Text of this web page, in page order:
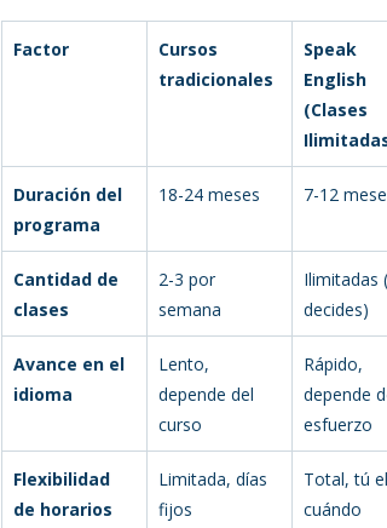
Factor
Cursos
tradicionales
Speak
English
(Clases
Ilimitadas)
Duración del
programa
18-24 meses 7-12 meses
Cantidad de
clases
2-3 por
semana
Ilimitadas
decides)
Avance en el
idioma
Lento,
depende del
curso
Rápido,
depende
esfuerzo
Flexibilidad
de horarios
Limitada, días
fijos
Total, tú
cuándo